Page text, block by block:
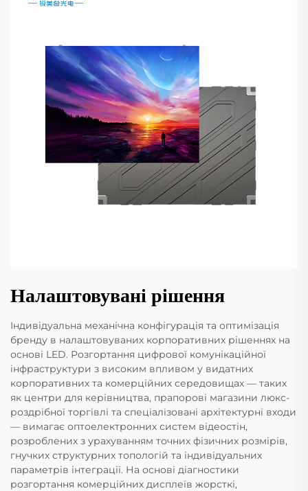
Налаштовувані рішення
Індивідуальна механічна конфігурація та оптимізація
бренду в налаштовуваних корпоративних рішеннях на
основі LED. Розгортання цифрової комунікаційної
інфраструктури з високим впливом у видатних
корпоративних та комерційних середовищах — таких
як центри для керівництва, прапорові магазини люкс-
роздрібної торгівлі та спеціалізовані архітектурні входи
— вимагає оптоелектронних систем відеостін,
розроблених з урахуванням точних фізичних розмірів,
гнучких структурних топологій та індивідуальних
параметрів інтеграції. На основі діагностики
розгортання комерційних дисплеїв жорсткі,